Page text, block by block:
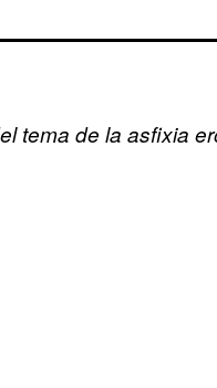
tema de la asfixia